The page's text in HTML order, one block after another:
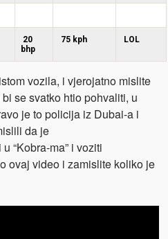
20
bhp
75 kph LOL
vozila, i vjerojatno mislite
se svatko htio pohvaliti, u
je to policija iz Dubai-a i
da je
“Kobra-ma” i voziti
ovaj video i zamislite koliko je